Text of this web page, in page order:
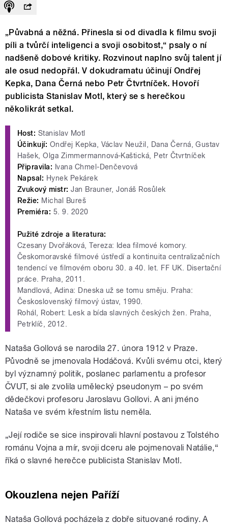
„Půvabná a něžná. Přinesla si od divadla k filmu svoji
píli a tvůrčí inteligenci a svoji osobitost,“ psaly o ní
nadšeně dobové kritiky. Rozvinout naplno svůj talent jí
ale osud nedopřál. V dokudramatu účinují Ondřej
Kepka, Dana Černá nebo Petr Čtvrtníček. Hovoří
publicista Stanislav Motl, který se s herečkou
několikrát setkal.
Host: Stanislav Motl
Účinkují: Ondřej Kepka, Václav Neužil, Dana Černá, Gustav
Hašek, Olga Zimmermannová-Kaštická, Petr Čtvrtníček
Připravila: Ivana Chmel-Denčevová
Napsal: Hynek Pekárek
Zvukový mistr: Jan Brauner, Jonáš Rosůlek
Režie: Michal Bureš
Premiéra: 5. 9. 2020
Pužité zdroje a literatura:
Czesany Dvořáková, Tereza: Idea filmové komory.
Českomoravské filmové ústředí a kontinuita centralizačních
tendencí ve filmovém oboru 30. a 40. let. FF UK. Disertační
práce. Praha, 2011.
Mandlová, Adina: Dneska už se tomu směju. Praha:
Československý filmový ústav, 1990.
Rohál, Robert: Lesk a bída slavných českých žen. Praha,
Petrklíč, 2012.
Nataša Gollová se narodila 27. února 1912 v Praze.
Původně se jmenovala Hodáčová. Kvůli svému otci, který
byl významný politik, poslanec parlamentu a profesor
ČVUT, si ale zvolila umělecký pseudonym – po svém
dědečkovi profesoru Jaroslavu Gollovi. A ani jméno
Nataša ve svém křestním listu neměla.
„Její rodiče se sice inspirovali hlavní postavou z Tolstého
románu Vojna a mír, svoji dceru ale pojmenovali Natálie,“
říká o slavné herečce publicista Stanislav Motl.
Okouzlena nejen Paříží
Nataša Gollová pocházela z dobře situované rodiny. A